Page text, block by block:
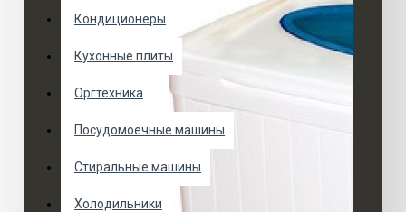
Кондиционеры
Кухонные плиты
Оргтехника
Посудомоечные машины
Стиральные машины
Холодильники